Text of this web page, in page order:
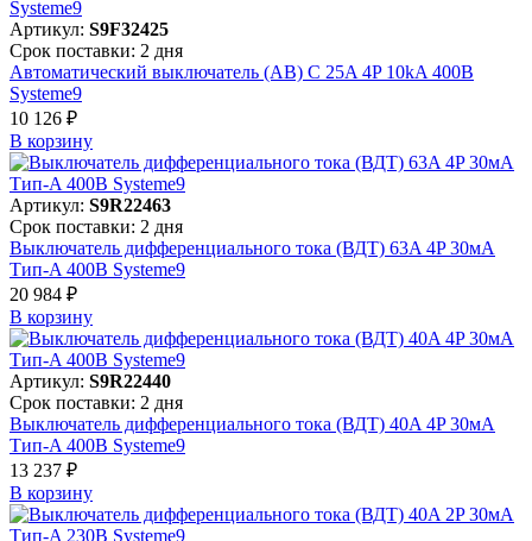
Артикул: S9F32425
Срок поставки: 2 дня
Автоматический выключатель (АВ) C 25A 4P 10kA 400В
Systeme9
10 126 ₽
В корзинy
Артикул: S9R22463
Срок поставки: 2 дня
Выключатель дифференциального тока (ВДТ) 63A 4P 30мА
Тип-A 400В Systeme9
20 984 ₽
В корзинy
Артикул: S9R22440
Срок поставки: 2 дня
Выключатель дифференциального тока (ВДТ) 40A 4P 30мА
Тип-A 400В Systeme9
13 237 ₽
В корзинy